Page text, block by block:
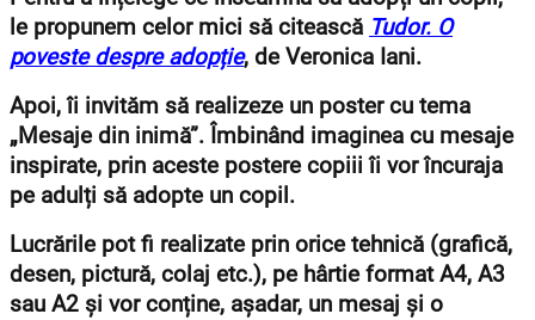
le propunem celor mici să citească Tudor. O
poveste despre adopție, de Veronica Iani.
Apoi, îi invităm să realizeze un poster cu tema
„Mesaje din inimă”. Îmbinând imaginea cu mesaje
inspirate, prin aceste postere copiii îi vor încuraja
pe adulți să adopte un copil.
Lucrările pot fi realizate prin orice tehnică (grafică,
desen, pictură, colaj etc.), pe hârtie format A4, A3
sau A2 și vor conține, așadar, un mesaj și o